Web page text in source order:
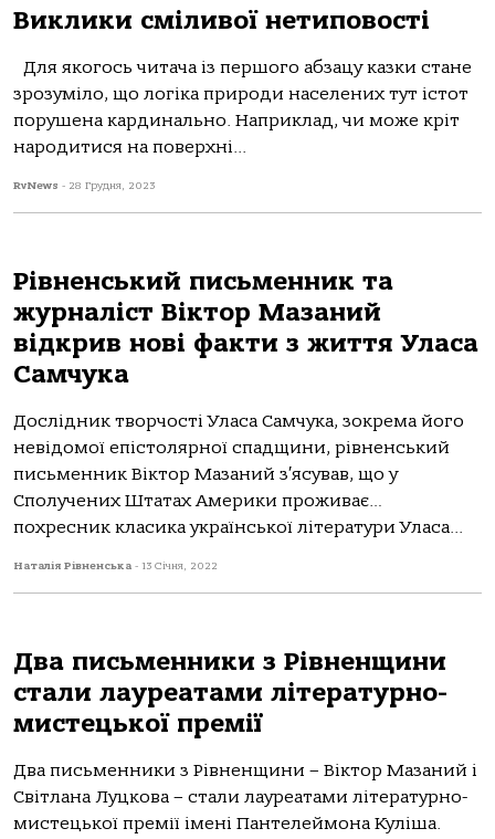
Виклики сміливої нетиповості
Для якогось читача із першого абзацу казки стане
зрозуміло, що логіка природи населених тут істот
порушена кардинально. Наприклад, чи може кріт
народитися на поверхні...
RvNews - 28 Грудня, 2023
Рівненський письменник та
журналіст Віктор Мазаний
відкрив нові факти з життя Уласа
Самчука
Дослідник творчості Уласа Самчука, зокрема його
невідомої епістолярної спадщини, рівненський
письменник Віктор Мазаний з′ясував, що у
Сполучених Штатах Америки проживає…
похресник класика української літератури Уласа...
Наталія Рівненська - 13 Січня, 2022
Два письменники з Рівненщини
стали лауреатами літературно-
мистецької премії
Два письменники з Рівненщини – Віктор Мазаний і
Світлана Луцкова – стали лауреатами літературно-
мистецької премії імені Пантелеймона Куліша.